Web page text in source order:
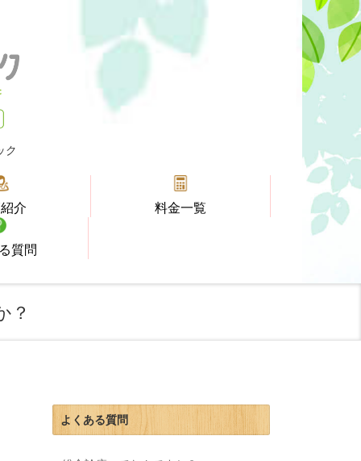
ク
介 料金一覧
質問
？
よくある質問